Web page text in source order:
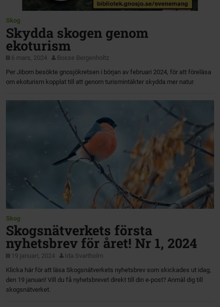
Skog
Skydda skogen genom
ekoturism
6 mars, 2024
Bosse Bergenholtz
Per Jiborn besökte gnosjökretsen i början av februari 2024, för att föreläsa
om ekoturism kopplat till att genom turismintäkter skydda mer natur.
Skog
Skogsnätverkets första
nyhetsbrev för året! Nr 1, 2024
19 januari, 2024
Ida Svartholm
Klicka här för att läsa Skogsnätverkets nyhetsbrev som skickades ut idag,
den 19 januari! Vill du få nyhetsbrevet direkt till din e-post? Anmäl dig till
skogsnätverket.